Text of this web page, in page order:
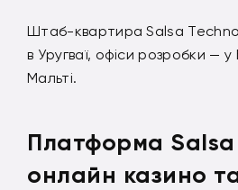
Штаб-квартира Salsa
в Уругваї, офіси розробки — у
Мальті.
Платформа Salsa
онлайн казино